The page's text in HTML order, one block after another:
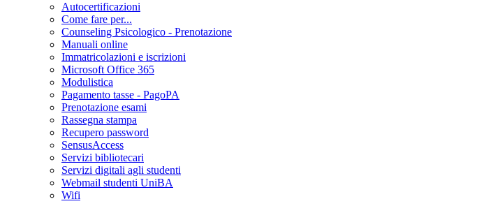
Autocertificazioni
Come fare per...
Counseling Psicologico - Prenotazione
Manuali online
Immatricolazioni e iscrizioni
Microsoft Office 365
Modulistica
Pagamento tasse - PagoPA
Prenotazione esami
Rassegna stampa
Recupero password
SensusAccess
Servizi bibliotecari
Servizi digitali agli studenti
Webmail studenti UniBA
Wifi